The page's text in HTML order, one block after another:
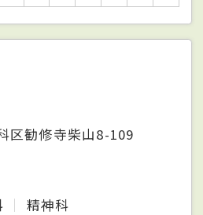
区勧修寺柴山8-109
精神科